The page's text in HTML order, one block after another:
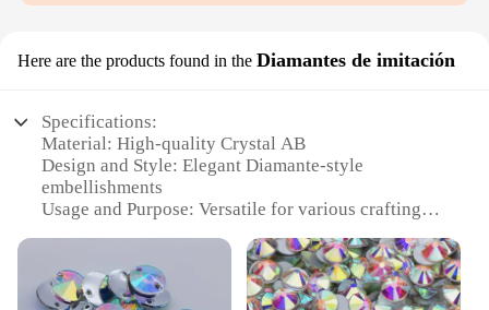
Here are the products found in the Diamantes de imitación
Specifications:
Material: High-quality Crystal AB
Design and Style: Elegant Diamante-style
embellishments
Usage and Purpose: Versatile for various crafting
Shape or Size: Available in a variety of shapes and
sizes to suit different designs
Performance and Property: Durable and sparkling